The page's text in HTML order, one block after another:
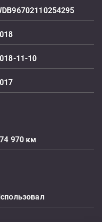
11-10
970 км